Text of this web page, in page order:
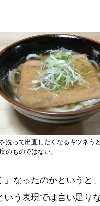
を洗って出直したくなるキツネう
のものではない。
なったのかというと
いう表現では言い足り